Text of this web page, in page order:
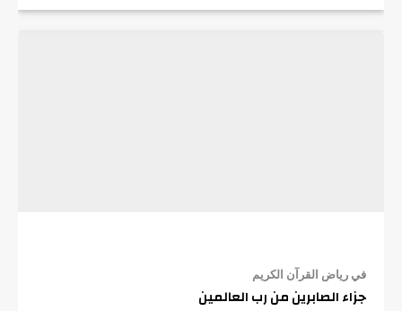
في رياض القرآن الكريم
جزاء الصابرين من رب العالمين